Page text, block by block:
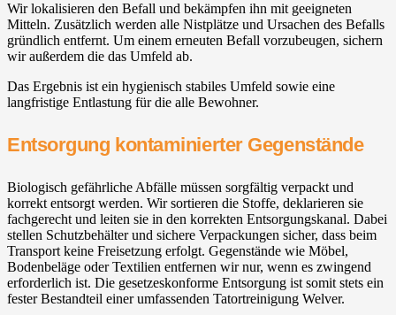
Wir lokalisieren den Befall und bekämpfen ihn mit geeigneten
Mitteln. Zusätzlich werden alle Nistplätze und Ursachen des Befalls
gründlich entfernt. Um einem erneuten Befall vorzubeugen, sichern
wir außerdem die das Umfeld ab.
Das Ergebnis ist ein hygienisch stabiles Umfeld sowie eine
langfristige Entlastung für die alle Bewohner.
Entsorgung kontaminierter Gegenstände
Biologisch gefährliche Abfälle müssen sorgfältig verpackt und
korrekt entsorgt werden. Wir sortieren die Stoffe, deklarieren sie
fachgerecht und leiten sie in den korrekten Entsorgungskanal. Dabei
stellen Schutzbehälter und sichere Verpackungen sicher, dass beim
Transport keine Freisetzung erfolgt. Gegenstände wie Möbel,
Bodenbeläge oder Textilien entfernen wir nur, wenn es zwingend
erforderlich ist. Die gesetzeskonforme Entsorgung ist somit stets ein
fester Bestandteil einer umfassenden Tatortreinigung Welver.